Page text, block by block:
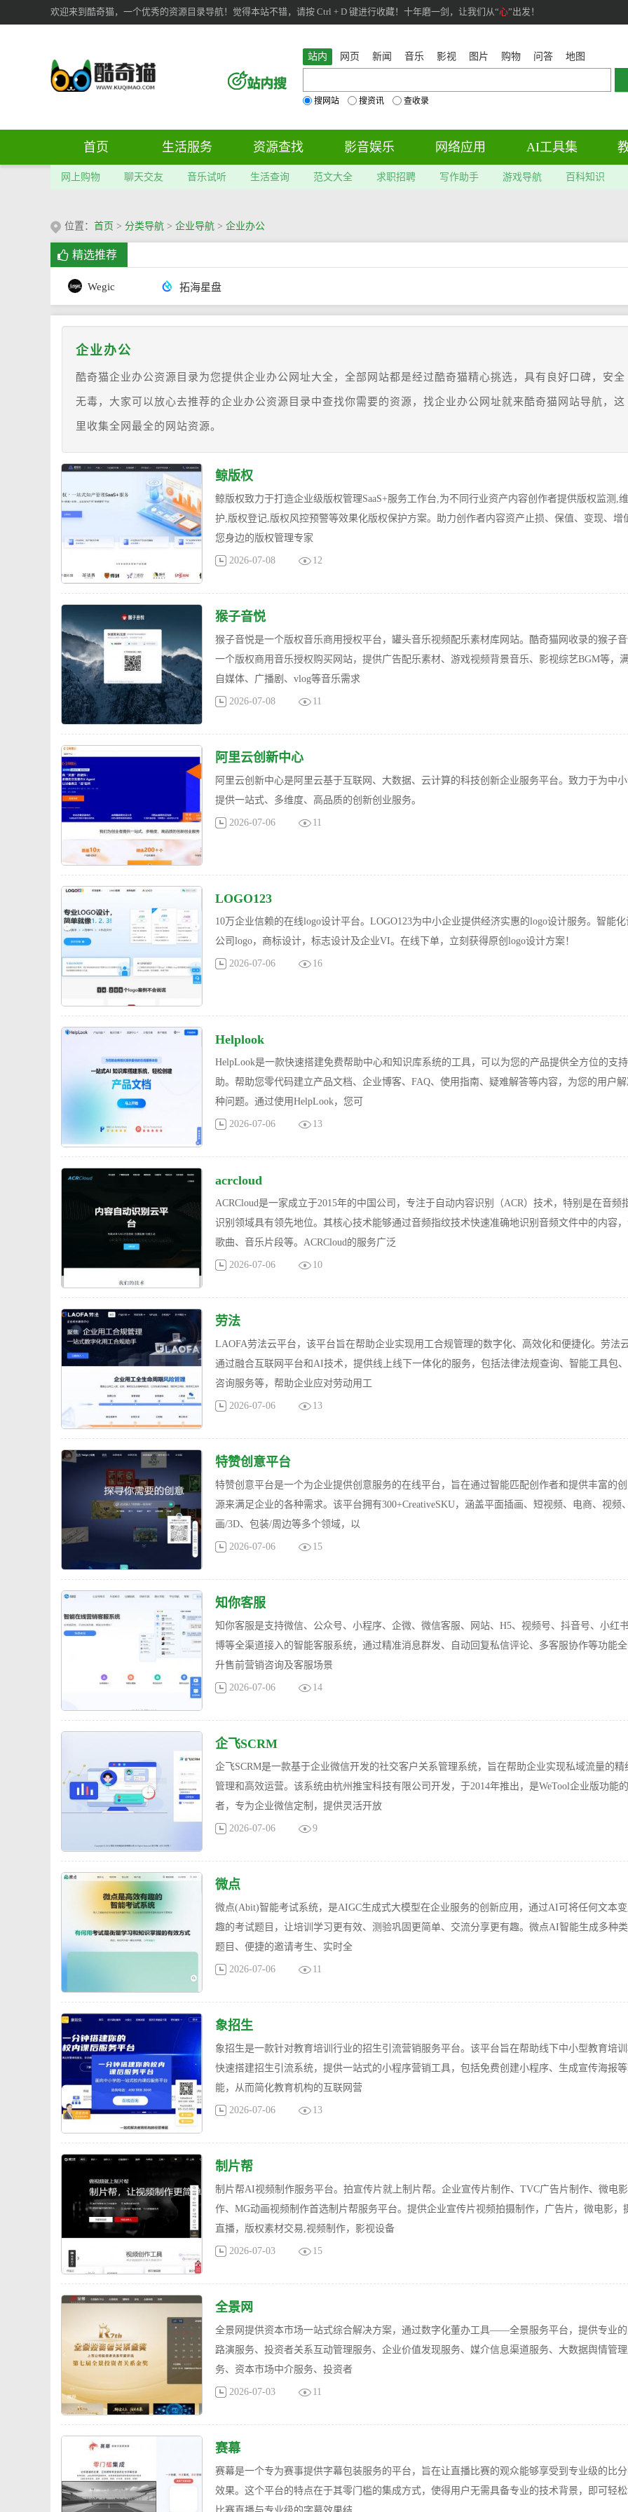
欢迎来到酷奇猫，一个优秀的资源目录导航！觉得本站不错，请按 Ctrl + D 键进行收藏！十年磨一剑，让我们从“心”出发！
站内 网页 新闻 音乐 影视 图片 购物 问答 地图
搜网站 搜资讯 查收录
首页 生活服务 资源查找 影音娱乐 网络应用 AI工具集
网上购物 聊天交友 音乐试听 生活查询 范文大全 求职招聘 写作助手 游戏导航 百科知识
位置： 首页 > 分类导航 > 企业导航 > 企业办公
精选推荐
Wegic 拓海星盘
企业办公
酷奇猫企业办公资源目录为您提供企业办公网址大全，全部网站都是经过酷奇猫精心挑选，具有良好口碑，安全
无毒，大家可以放心去推荐的企业办公资源目录中查找你需要的资源，找企业办公网址就来酷奇猫网站导航，这
里收集全网最全的网站资源。
鲸版权
鲸版权致力于打造企业级版权管理SaaS+服务工作台,为不同行业资产内容创作者提供版权监测,
护,版权登记,版权风控预警等效果化版权保护方案。助力创作者内容资产止损、保值、变现、增
您身边的版权管理专家
2026-07-08 12
猴子音悦
猴子音悦是一个版权音乐商用授权平台，罐头音乐视频配乐素材库网站。酷奇猫网收录的猴子
一个版权商用音乐授权购买网站，提供广告配乐素材、游戏视频背景音乐、影视综艺BGM等，
自媒体、广播剧、vlog等音乐需求
2026-07-08 11
阿里云创新中心
阿里云创新中心是阿里云基于互联网、大数据、云计算的科技创新企业服务平台。致力于为中
提供一站式、多维度、高品质的创新创业服务。
2026-07-06 11
LOGO123
10万企业信赖的在线logo设计平台。LOGO123为中小企业提供经济实惠的logo设计服务。智能
公司logo，商标设计，标志设计及企业VI。在线下单，立刻获得原创logo设计方案！
2026-07-06 16
Helplook
HelpLook是一款快速搭建免费帮助中心和知识库系统的工具，可以为您的产品提供全方位的支
助。帮助您零代码建立产品文档、企业博客、FAQ、使用指南、疑难解答等内容，为您的用户
种问题。通过使用HelpLook，您可
2026-07-06 13
acrcloud
ACRCloud是一家成立于2015年的中国公司，专注于自动内容识别（ACR）技术，特别是在音频
识别领域具有领先地位。其核心技术能够通过音频指纹技术快速准确地识别音频文件中的内容
歌曲、音乐片段等。ACRCloud的服务广泛
2026-07-06 10
劳法
LAOFA劳法云平台，该平台旨在帮助企业实现用工合规管理的数字化、高效化和便捷化。劳法
通过融合互联网平台和AI技术，提供线上线下一体化的服务，包括法律法规查询、智能工具包
咨询服务等，帮助企业应对劳动用工
2026-07-06 13
特赞创意平台
特赞创意平台是一个为企业提供创意服务的在线平台，旨在通过智能匹配创作者和提供丰富的
源来满足企业的各种需求。该平台拥有300+CreativeSKU，涵盖平面插画、短视频、电商、视频
画/3D、包装/周边等多个领域，以
2026-07-06 15
知你客服
知你客服是支持微信、公众号、小程序、企微、微信客服、网站、H5、视频号、抖音号、小红
博等全渠道接入的智能客服系统，通过精准消息群发、自动回复私信评论、多客服协作等功能
升售前营销咨询及客服场景
2026-07-06 14
企飞SCRM
企飞SCRM是一款基于企业微信开发的社交客户关系管理系统，旨在帮助企业实现私域流量的精
管理和高效运营。该系统由杭州推宝科技有限公司开发，于2014年推出，是WeTool企业版功能
者，专为企业微信定制，提供灵活开放
2026-07-06 9
微点
微点(Abit)智能考试系统，是AIGC生成式大模型在企业服务的创新应用，通过AI可将任何文本
趣的考试题目，让培训学习更有效、测验巩固更简单、交流分享更有趣。微点AI智能生成多种
题目、便捷的邀请考生、实时全
2026-07-06 11
象招生
象招生是一款针对教育培训行业的招生引流营销服务平台。该平台旨在帮助线下中小型教育培
快速搭建招生引流系统，提供一站式的小程序营销工具，包括免费创建小程序、生成宣传海报
能，从而简化教育机构的互联网营
2026-07-06 13
制片帮
制片帮AI视频制作服务平台。拍宣传片就上制片帮。企业宣传片制作、TVC广告片制作、微电影
作、MG动画视频制作首选制片帮服务平台。提供企业宣传片视频拍摄制作，广告片，微电影，
直播，版权素材交易,视频制作，影视设备
2026-07-03 15
全景网
全景网提供资本市场一站式综合解决方案，通过数字化董办工具——全景服务平台，提供专业
路演服务、投资者关系互动管理服务、企业价值发现服务、媒介信息渠道服务、大数据舆情管
务、资本市场中介服务、投资者
2026-07-03 11
赛幕
赛幕是一个专为赛事提供字幕包装服务的平台，旨在让直播比赛的观众能够享受到专业级的比
效果。这个平台的特点在于其零门槛的集成方式，使得用户无需具备专业的技术背景，即可轻